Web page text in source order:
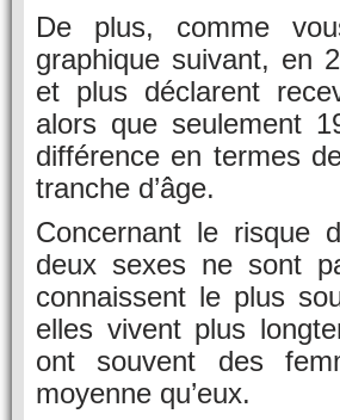
De plus, comme
graphique suivant, en
et plus déclarent
alors que seulement
différence en termes
tranche d’âge.
Concernant le risque
deux sexes ne sont
connaissent le plus
elles vivent plus
ont souvent des
moyenne qu’eux.